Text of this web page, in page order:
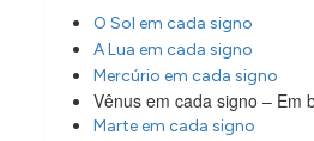
O Sol em cada signo
A Lua em cada signo
Mercúrio em cada signo
Vênus em cada signo – Em
Marte em cada signo